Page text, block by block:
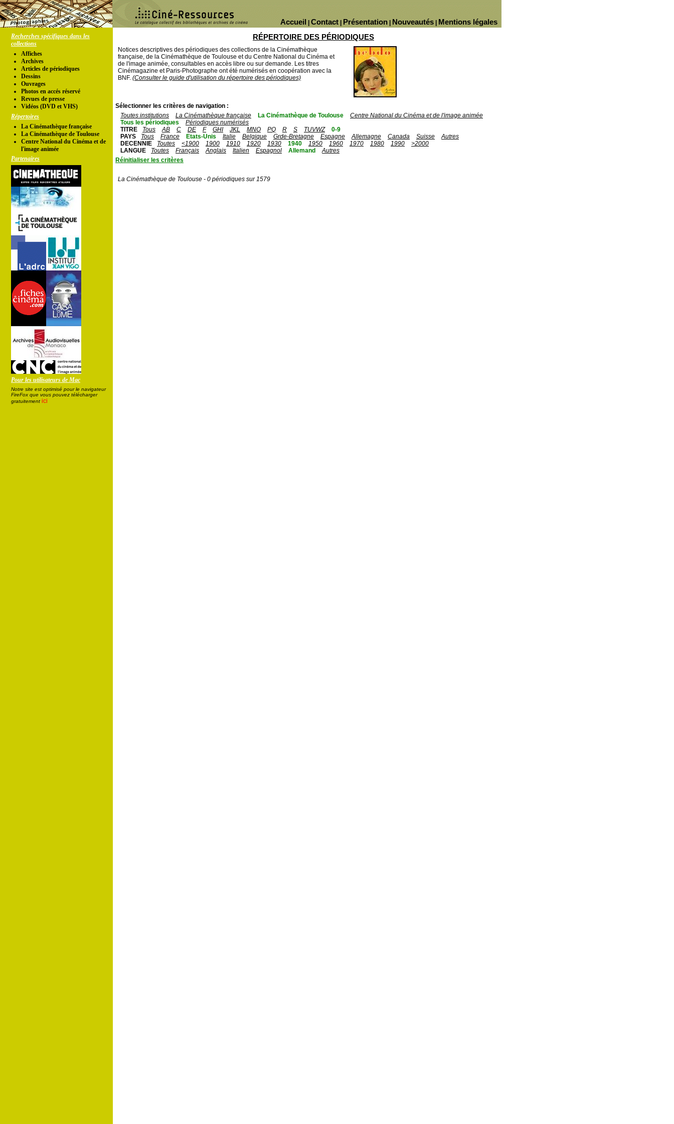
Mentions légales
Nouveautés
Présentation
Contact
Accueil
Recherches spécifiques dans les
collections
Affiches
Archives
Articles de périodiques
Dessins
Ouvrages
Photos en accés réservé
Revues de presse
Vidéos (DVD et VHS)
Répertoires
La Cinémathèque française
La Cinémathèque de Toulouse
Centre National du Cinéma et de
l'image animée
Partenaires
Pour les utilisateurs de Mac
Notre site est optimisé pour le navigateur
FireFox que vous pouvez télécharger
gratuitement ici
RÉPERTOIRE DES PÉRIODIQUES
Notices descriptives des périodiques des collections de la Cinémathèque
française, de la Cinémathèque de Toulouse et du Centre National du Cinéma et
de l'image animée, consultables en accès libre ou sur demande. Les titres
Cinémagazine et Paris-Photographe ont été numérisés en coopération avec la
BNF. (Consulter le guide d'utilisation du répertoire des périodiques)
Sélectionner les critères de navigation :
Toutes institutions
La Cinémathèque française La Cinémathèque de Toulouse
Centre National du Cinéma et de l'image animée
Tous les périodiques
Périodiques numérisés
TITRE
Tous AB C DE F GHI JKL MNO PQ R S TUVWZ
0-9
PAYS
Tous France Etats-Unis Italie Belgique Grde-Bretagne Espagne Allemagne Canada Suisse
Autres
DECENNIE
Toutes <1900 1900 1910 1920 1930 1940 1950 1960 1970 1980 1990
>2000
LANGUE
Toutes Français Anglais Italien Espagnol Allemand
Autres
Réinitialiser les critères
La Cinémathèque de Toulouse - 0 périodiques sur 1579